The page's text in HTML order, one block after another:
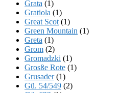
Grata (1)
Gratiola (1)
Great Scot (1)
Green Mountain (1)
Greta (1)
Grom (2)
Gromadzki (1)
Grosße Rote (1)
Grusader(1)
Gü. 54/549 (2)